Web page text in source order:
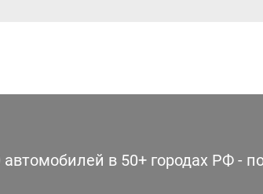
в 50+ городах РФ -